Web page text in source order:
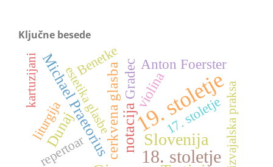
Ključne besede
19. stoletje
18. stoletje
Slovenija
notacija
cerkvena glasba
Michael Praetorius
Dunaj
violina
Gradec Anton Foerster
17. stoletje
repertoar
Benetke
liturgijaestetika glasbe izvajalska praksa
kartuzijani